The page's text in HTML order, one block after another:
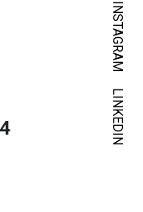
INSTAGRAM
LINKEDIN